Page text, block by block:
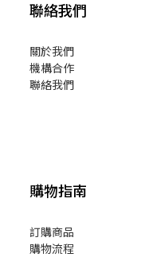
聯絡我們
關於我們
機構合作
聯絡我們
購物指南
訂購商品
購物流程